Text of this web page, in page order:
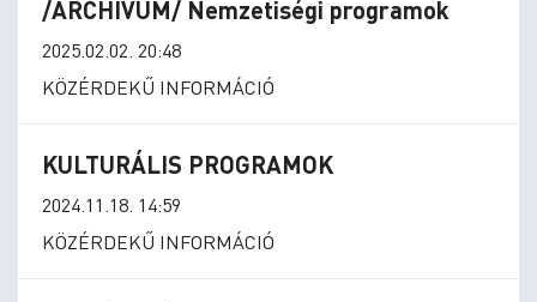
/ARCHÍVUM/ Nemzetiségi programok
2025.02.02. 20:48
KÖZÉRDEKŰ INFORMÁCIÓ
KULTURÁLIS PROGRAMOK
2024.11.18. 14:59
KÖZÉRDEKŰ INFORMÁCIÓ